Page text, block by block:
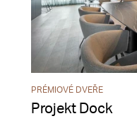
PRÉMIOVÉ DVEŘE
Projekt Dock